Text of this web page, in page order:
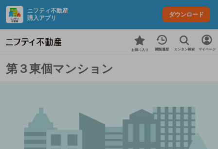
ニフティ不動産
購入アプリ
ダウンロード
お気に入り 閲覧履歴 カンタン検索 マイページ
第３東個マンション